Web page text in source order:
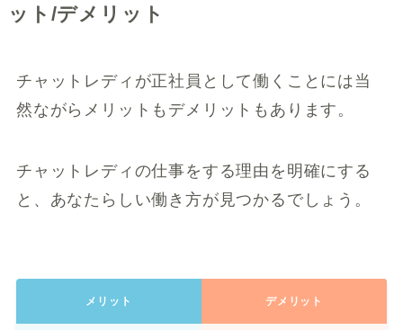
ット/デメリット
チャットレディが正社員として働くことには当
然ながらメリットもデメリットもあります。
チャットレディの仕事をする理由を明確にする
と、あなたらしい働き方が見つかるでしょう。
メリット デメリット